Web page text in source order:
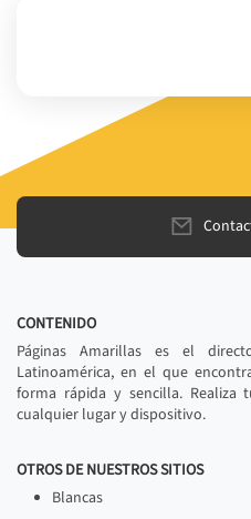
CONTENIDO
Páginas Amarillas es el
Latinoamérica, en el que
forma rápida y sencilla. Realiza
cualquier lugar y dispositivo.
OTROS DE NUESTROS SITIOS
Blancas